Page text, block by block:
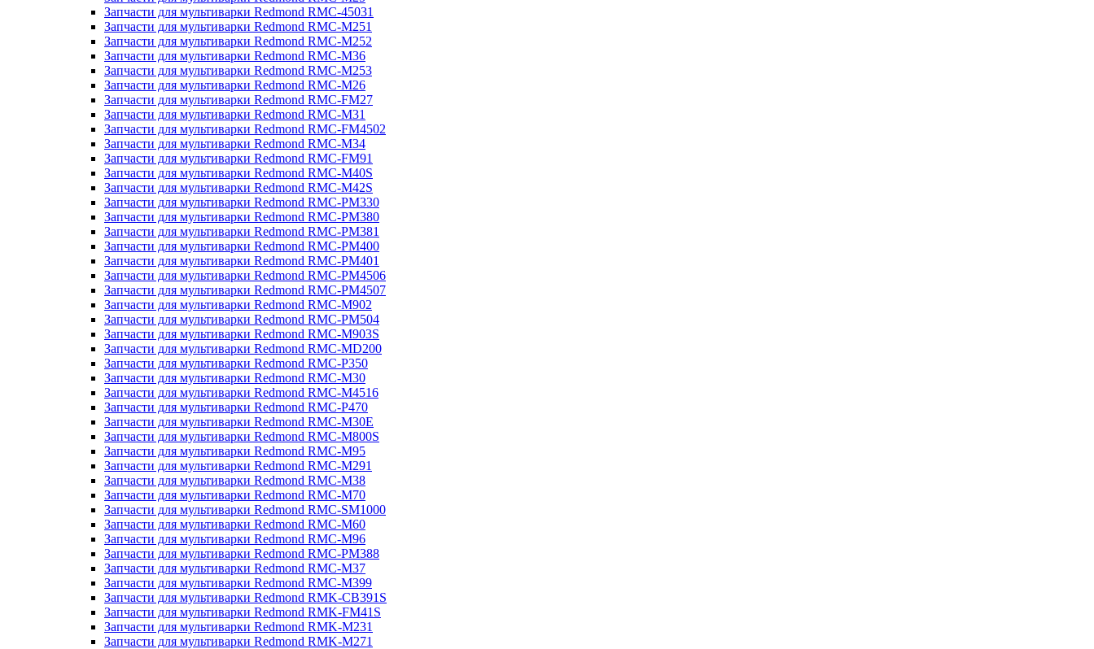
Запчасти для мультиварки Redmond RMC-45031
Запчасти для мультиварки Redmond RMC-M251
Запчасти для мультиварки Redmond RMC-M252
Запчасти для мультиварки Redmond RMC-M36
Запчасти для мультиварки Redmond RMC-M253
Запчасти для мультиварки Redmond RMC-M26
Запчасти для мультиварки Redmond RMC-FM27
Запчасти для мультиварки Redmond RMC-M31
Запчасти для мультиварки Redmond RMC-FM4502
Запчасти для мультиварки Redmond RMC-M34
Запчасти для мультиварки Redmond RMC-FM91
Запчасти для мультиварки Redmond RMC-M40S
Запчасти для мультиварки Redmond RMC-M42S
Запчасти для мультиварки Redmond RMC-PM330
Запчасти для мультиварки Redmond RMC-PM380
Запчасти для мультиварки Redmond RMC-PM381
Запчасти для мультиварки Redmond RMC-PM400
Запчасти для мультиварки Redmond RMC-PM401
Запчасти для мультиварки Redmond RMC-PM4506
Запчасти для мультиварки Redmond RMC-PM4507
Запчасти для мультиварки Redmond RMC-M902
Запчасти для мультиварки Redmond RMC-PM504
Запчасти для мультиварки Redmond RMC-M903S
Запчасти для мультиварки Redmond RMC-MD200
Запчасти для мультиварки Redmond RMC-P350
Запчасти для мультиварки Redmond RMC-M30
Запчасти для мультиварки Redmond RMC-M4516
Запчасти для мультиварки Redmond RMC-P470
Запчасти для мультиварки Redmond RMC-M30E
Запчасти для мультиварки Redmond RMC-M800S
Запчасти для мультиварки Redmond RMC-M95
Запчасти для мультиварки Redmond RMC-M291
Запчасти для мультиварки Redmond RMC-M38
Запчасти для мультиварки Redmond RMC-M70
Запчасти для мультиварки Redmond RMC-SM1000
Запчасти для мультиварки Redmond RMC-M60
Запчасти для мультиварки Redmond RMC-M96
Запчасти для мультиварки Redmond RMC-PM388
Запчасти для мультиварки Redmond RMC-M37
Запчасти для мультиварки Redmond RMC-M399
Запчасти для мультиварки Redmond RMK-CB391S
Запчасти для мультиварки Redmond RMK-FM41S
Запчасти для мультиварки Redmond RMK-M231
Запчасти для мультиварки Redmond RMK-M271